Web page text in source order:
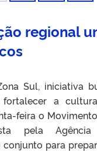
regional
Sul, iniciativa
a
feira o
pela
para